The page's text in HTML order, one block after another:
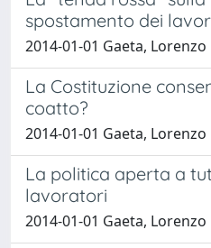
spostamento dei
2014-01-01 Gaeta, Lorenzo
La Costituzione
coatto?
2014-01-01 Gaeta, Lorenzo
La politica aperta a
lavoratori
2014-01-01 Gaeta, Lorenzo